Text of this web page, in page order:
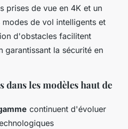
prises de vue en 4K et un
de vol intelligents et
d'obstacles facilitent
garantissant la sécurité en
dans les modèles haut de
continuent d'évoluer